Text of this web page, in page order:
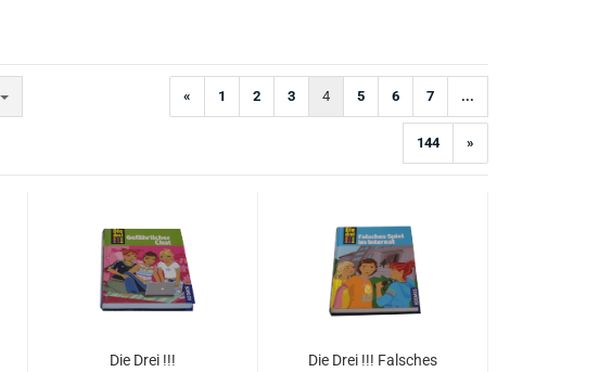
« 1 2 3 4 5 6 7 ...
144 »
Die Drei !!!
Die Drei !!! Falsches